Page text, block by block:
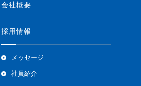
会社概要
採用情報
メッセージ
社員紹介